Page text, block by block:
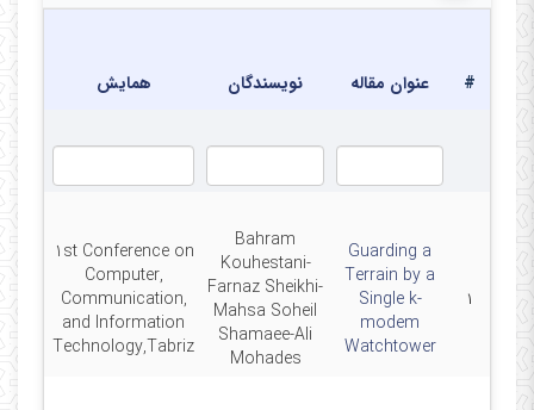
# عنوان مقاله نویسندگان همایش
۱
Guarding a
Terrain by a
Single k-
modem
Watchtower
Bahram
Kouhestani-
Farnaz Sheikhi-
Mahsa Soheil
Shamaee-Ali
Mohades
1st Conference on
Computer,
Communication,
and Information
Technology,Tabriz